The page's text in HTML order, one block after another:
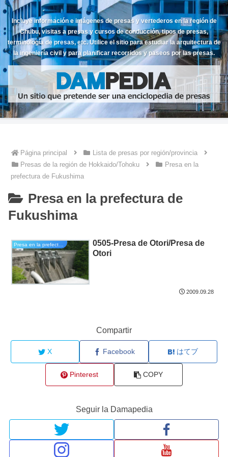
Incluye información e imágenes de presas y vertederos en la región de
Chubu, visitas a presas y cursos de conducción, tipos de presas,
terminología de presas, etc. Utilice el sitio para estudiar la arquitectura de
la ingeniería civil y para planificar recorridos y paseos por las presas.
Página principal
Lista de presas por región/provincia
Presas de la región de Hokkaido/Tohoku
Presa en la
prefectura de Fukushima
Presa en la prefectura de
Fukushima
0505-Presa de Otori/Presa de
Otori
2009.09.28
Compartir
X Facebook はてブ
Pinterest COPY
Seguir la Damapedia